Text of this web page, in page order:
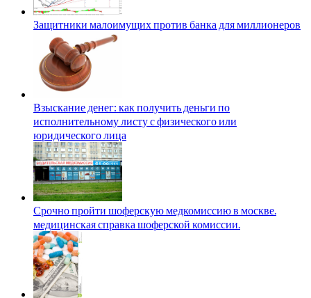
Защитники малоимущих против банка для миллионеров
Взыскание денег: как получить деньги по
исполнительному листу с физического или
юридического лица
Срочно пройти шоферскую медкомиссию в москве.
медицинская справка шоферской комиссии.